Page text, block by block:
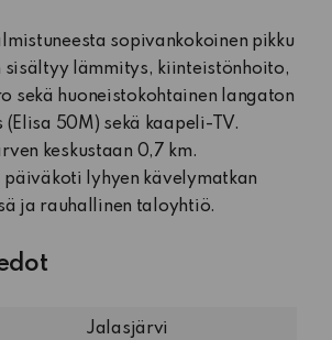
sopivankokoinen pikku
sisältyy lämmitys, kiinteistönhoito,
sekä huoneistokohtainen langaton
50M) sekä kaapeli-TV.
keskustaan 0,7 km.
lyhyen kävelymatkan
ja rauhallinen taloyhtiö.
Jalasjärvi